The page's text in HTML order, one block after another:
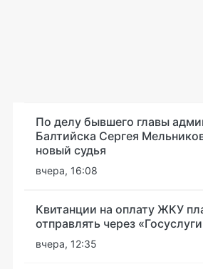
По делу бывшего главы
Балтийска Сергея
новый судья
вчера, 16:08
Квитанции на оплату ЖКУ
отправлять через
вчера, 12:35